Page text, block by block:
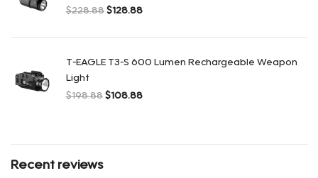
$228.88 $128.88
T-EAGLE T3-S 600 Lumen Rechargeable Weapon
Light
$198.88 $108.88
Recent reviews